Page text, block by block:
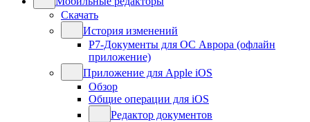
Скачать
История изменений
Р7-Документы для ОС Аврора (офлайн
приложение)
Приложение для Apple iOS
Обзор
Общие операции для iOS
Редактор документов